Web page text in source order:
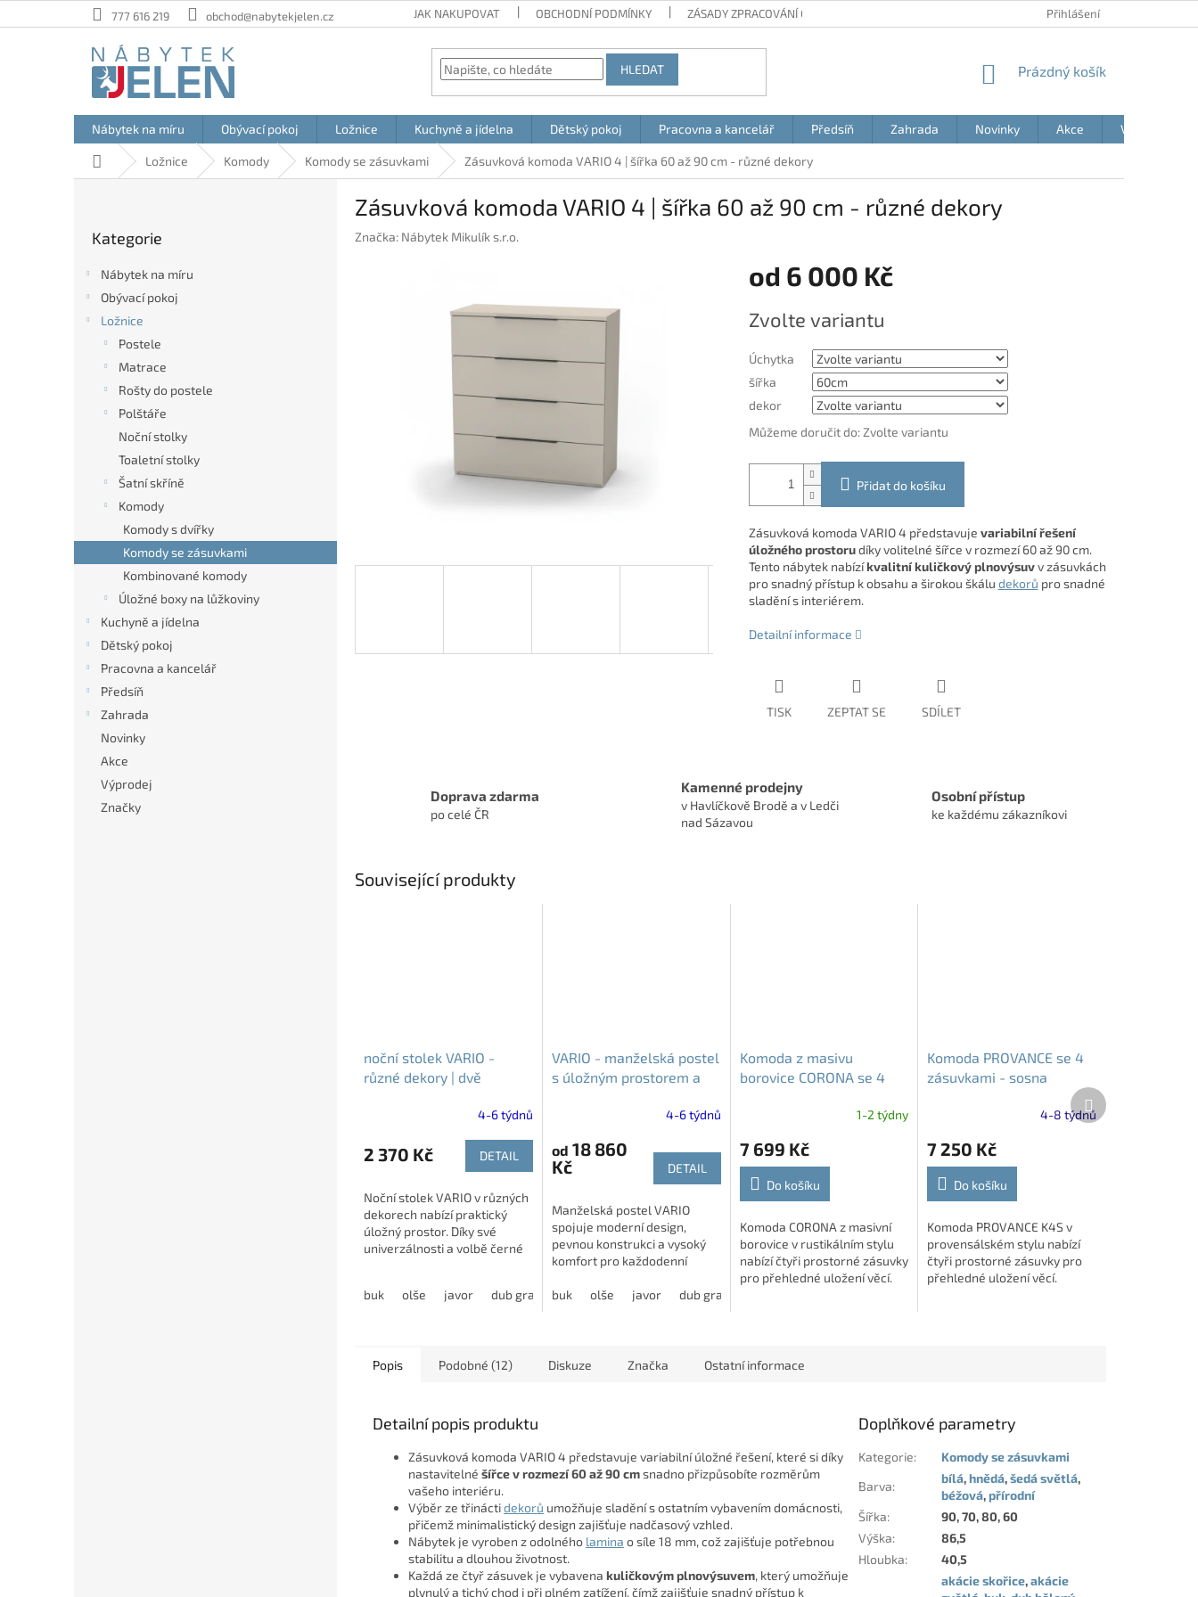
na
777 616 219 obchod@nabytekjelen.cz JAK NAKUPOVAT OBCHODNÍ PODMÍNKY ZÁSADY ZPRACOVÁNÍ OSOBNÍCH ÚDAJŮ BLOG
Přihlášení
HLEDAT
NÁKUPNÍ
Prázdný košík
Nábytek na míru Obývací pokoj Ložnice Kuchyně a jídelna Dětský pokoj Pracovna a kancelář Předsíň Zahrada Novinky Akce Výprodej
Domů Ložnice Komody Komody se zásuvkami Zásuvková komoda VARIO 4 | šířka 60 až 90 cm - různé dekory
kategorie
Kategorie
Nábytek na míru
Obývací pokoj
Ložnice
Postele
Matrace
Rošty do postele
Polštáře
Noční stolky
Toaletní stolky
Šatní skříně
Komody
Komody s dvířky
Komody se zásuvkami
Kombinované komody
Úložné boxy na lůžkoviny
Kuchyně a jídelna
Dětský pokoj
Pracovna a kancelář
Předsíň
Zahrada
Novinky
Akce
Výprodej
Značky
Zásuvková komoda VARIO 4 | šířka 60 až 90 cm - různé dekory
Značka: Nábytek Mikulík s.r.o.
od 6 000 Kč
cena:
Zvolte variantu
Úchytka
šířka
dekor
Můžeme doručit do: Zvolte variantu
Přidat do košíku
Zásuvková komoda VARIO 4 představuje variabilní řešení
úložného prostorudíky volitelné šířce v rozmezí 60 až 90 cm.
Tento nábytek nabízíkvalitní kuličkový plnovýsuvv zásuvkách
pro snadný přístup k obsahu a širokou škálu dekorů pro snadné
sladění s interiérem.
Detailní informace
TISK ZEPTAT SE SDÍLET
Doprava zdarma
po celé ČR
Kamenné prodejny
v Havlíčkově Brodě a v Ledči
nad Sázavou
Osobní přístup
ke každému zákazníkovi
Související produkty
noční stolek VARIO -
různé dekory | dvě
4-6 týdnů
2 370 Kč DETAIL
Noční stolek VARIO v různých
dekorech nabízí praktický
úložný prostor. Díky své
univerzálnosti a volbě černé
každé ložnice.
buk olše javor dub grande dub harmony modřín latté
VARIO - manželská postel
s úložným prostorem a
4-6 týdnů
od 18 860
Kč
DETAIL
Manželská postel VARIO
spojuje moderní design,
pevnou konstrukci a vysoký
komfort pro každodenní
úložnému prostoru a
buk olše javor dub grande
Komoda z masivu
borovice CORONA se 4
1-2 týdny
7 699 Kč
Do košíku
Komoda CORONA z masivní
borovice v rustikálním stylu
nabízí čtyři prostorné zásuvky
pro přehledné uložení věcí.
Komoda PROVANCE se 4
zásuvkami - sosna
4-8 týdnů
7 250 Kč
Do košíku
Komoda PROVANCE K4S v
provensálském stylu nabízí
čtyři prostorné zásuvky pro
přehledné uložení věcí.
Další
produkt
Popis Podobné (12) Diskuze Značka Ostatní informace
Detailní popis produktu
Zásuvková komoda VARIO 4 představuje variabilní úložné řešení, které si díky
nastavitelné šířce v rozmezí 60 až 90 cmsnadno přizpůsobíte rozměrům
vašeho interiéru.
Výběr ze třináctidekorů umožňuje sladění s ostatním vybavením domácnosti,
přičemž minimalistický design zajišťuje nadčasový vzhled.
Nábytek je vyroben z odolného lamina o síle 18 mm, což zajišťuje potřebnou
stabilitu a dlouhou životnost.
Každá ze čtyř zásuvek je vybavena kuličkovým plnovýsuvem, který umožňuje
plynulý a tichý chod i při plném zatížení, čímž zajišťuje snadný přístup k
Doplňkové parametry
Kategorie:
Komody se zásuvkami
Barva:
bílá,hnědá,šedá světlá,
béžová,přírodní
Šířka:
90, 70, 80, 60
Výška:
86,5
Hloubka: 40,5
akácie skořice,akácie